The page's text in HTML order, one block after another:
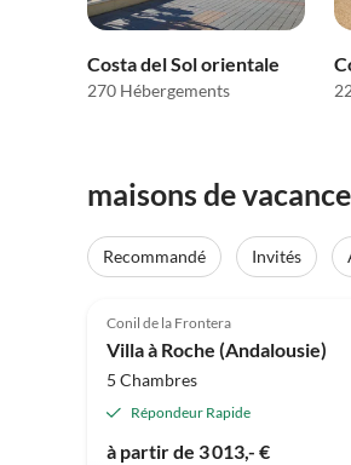
Costa del Sol orientale
270 Hébergements
maisons de
Recommandé Invités
Conil de la Frontera
Villa à Roche (Andalousie)
5 Chambres
Répondeur Rapide
à partir de 3 013,- €